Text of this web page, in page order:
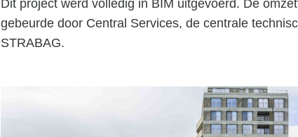
Dit project werd volledig in BIM uitgevoerd. De
gebeurde door Central Services, de centrale
STRABAG.